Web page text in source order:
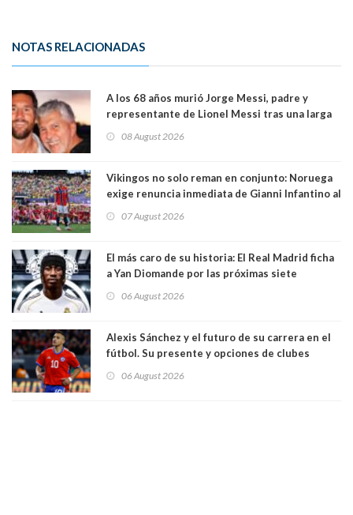
NOTAS RELACIONADAS
A los 68 años murió Jorge Messi, padre y
representante de Lionel Messi tras una larga
08 August 2026
Vikingos no solo reman en conjunto: Noruega
exige renuncia inmediata de Gianni Infantino al
07 August 2026
El más caro de su historia: El Real Madrid ficha
a Yan Diomande por las próximas siete
06 August 2026
Alexis Sánchez y el futuro de su carrera en el
fútbol. Su presente y opciones de clubes
06 August 2026